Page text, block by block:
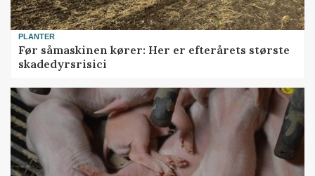
PLANTER
Før såmaskinen kører: Her er efterårets største
skadedyrsrisici